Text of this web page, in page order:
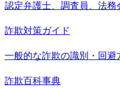
認定弁護士、調査員、法務
詐欺対策ガイド
一般的な詐欺の識別・回避
詐欺百科事典